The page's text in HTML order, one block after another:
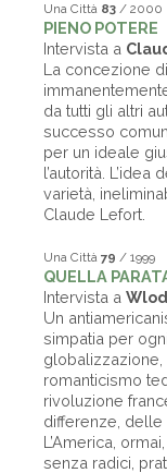
Una Città 83 / 2000
PIENO POTERE
Intervista a
La concezione
da tutti gli altri
successo
per un ideale
l’autorità.
varietà,
Claude Lefort.
Una Città 79 / 1999
QUELLA
Intervista a
Un
simpatia per
globalizzazione,
romanticismo
rivoluzione
differenze, delle
L’America,
senza radici,